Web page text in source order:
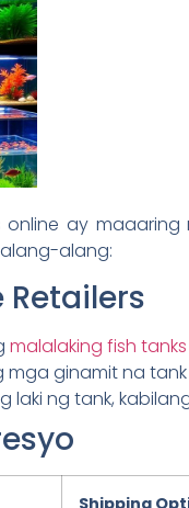
ay
alang:
malalaking fish tanks
ginamit na
laki ng tank,